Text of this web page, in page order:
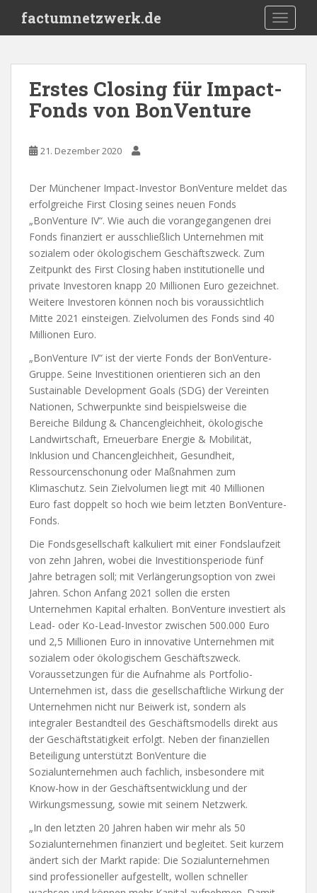
i
factumnetzwerk.de
Erstes Closing für Impact-
Fonds von BonVenture
21. Dezember 2020
Der Münchener Impact-Investor BonVenture meldet das
erfolgreiche First Closing seines neuen Fonds
„BonVenture IV“. Wie auch die vorangegangenen drei
Fonds finanziert er ausschließlich Unternehmen mit
sozialem oder ökologischem Geschäftszweck. Zum
Zeitpunkt des First Closing haben institutionelle und
private Investoren knapp 20 Millionen Euro gezeichnet.
Weitere Investoren können noch bis voraussichtlich
Mitte 2021 einsteigen. Zielvolumen des Fonds sind 40
Millionen Euro.
„BonVenture IV“ ist der vierte Fonds der BonVenture-
Gruppe. Seine Investitionen orientieren sich an den
Sustainable Development Goals (SDG) der Vereinten
Nationen, Schwerpunkte sind beispielsweise die
Bereiche Bildung & Chancengleichheit, ökologische
Landwirtschaft, Erneuerbare Energie & Mobilität,
Inklusion und Chancengleichheit, Gesundheit,
Ressourcenschonung oder Maßnahmen zum
Klimaschutz. Sein Zielvolumen liegt mit 40 Millionen
Euro fast doppelt so hoch wie beim letzten BonVenture-
Fonds.
Die Fondsgesellschaft kalkuliert mit einer Fondslaufzeit
von zehn Jahren, wobei die Investitionsperiode fünf
Jahre betragen soll; mit Verlängerungsoption von zwei
Jahren. Schon Anfang 2021 sollen die ersten
Unternehmen Kapital erhalten. BonVenture investiert als
Lead- oder Ko-Lead-Investor zwischen 500.000 Euro
und 2,5 Millionen Euro in innovative Unternehmen mit
sozialem oder ökologischem Geschäftszweck.
Voraussetzungen für die Aufnahme als Portfolio-
Unternehmen ist, dass die gesellschaftliche Wirkung der
Unternehmen nicht nur Beiwerk ist, sondern als
integraler Bestandteil des Geschäftsmodells direkt aus
der Geschäftstätigkeit erfolgt. Neben der finanziellen
Beteiligung unterstützt BonVenture die
Sozialunternehmen auch fachlich, insbesondere mit
Know-how in der Geschäftsentwicklung und der
Wirkungsmessung, sowie mit seinem Netzwerk.
„In den letzten 20 Jahren haben wir mehr als 50
Sozialunternehmen finanziert und begleitet. Seit kurzem
ändert sich der Markt rapide: Die Sozialunternehmen
sind professioneller aufgestellt, wollen schneller